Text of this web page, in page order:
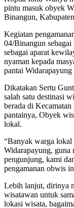
pintu masuk obyek
Binangun,
Kegiatan
04/Binangun
sebagai aparat
nyaman kepada
pantai Widarapayung
Dikatakan Sertu
salah satu destinasi
berada di
pantainya, Obyek
lokal.
“Banyak warga lokal
Widarapayung, guna
pengunjung, kami
pengamanan obwis
Lebih lanjut, dirinya
wisatawan untuk
lokasi wisata,